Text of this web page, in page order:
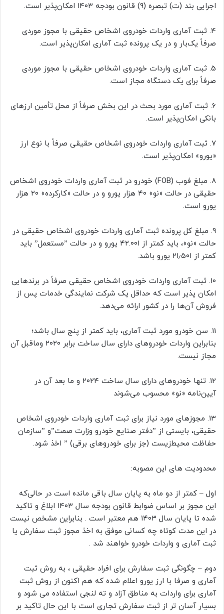
اجرایی بند (ت) تبصره (۹) قانون بودجه ۱۴۰۳ امکان‌پذیر است.
4. ثبت آماری واردات خودروی اشخاص حقیقی با مجوز موردی
صرفاً یک‌بار و در یک پرونده ثبت آماری امکان‌پذیر است.
5. ثبت آماری واردات خودروی اشخاص حقیقی با مجوز موردی
صرفاً برای یک دستگاه مجاز است.
6. ثبت آماری مورد بحث در این بخش صرفاً از محل تأمین ارزهای
بانکی امکان‌پذیر است.
7. ثبت آماری واردات خودروی اشخاص حقیقی صرفاً با نوع ارز
«یورو» امکان‌پذیر است.
8. مبلغ فوب (FOB) خودرو در ثبت آماری واردات خودروی اشخاص
حقیقی در حالت «نو» ۴۰ هزار یورو و در حالت «کارکرده» ۲۰ هزار
یورو است.
9. مبلغ کل پرونده ثبت آماری واردات خودروی اشخاص حقیقی در
حالت «نو»، باید کمتر از ۴۲.۰۰۱ یورو و در حالت ”مستعمل” باید
کمتر از ۲۱٫۵۰۱ یورو باشد.
10. ثبت آماری واردات خودروی اشخاص حقیقی صرفاً در برندهایی
امکان پذیر است که حداقل یک شرکت نمایندگی خدمات پس از
فروش آن‌ها را در کشور ارائه می‌دهد.
11. سن خودرو مورد ثبت آماری، باید کمتر از پنج سال باشد؛
بنابراین واردات خودروهای دارای سال ساخت برابر ۲۰۲۰ وماقبل آن
مجاز نیست.
12. تنها خودروهای دارای سال ساخت ۲۰۲۴ و ما بعد آن در
آیین‌نامه «نو» محسوب می‌شوند
13. مجوزهای مورد نیاز برای ثبت آماری واردات خودروی اشخاص
حقیقی، بایستی از ”دفتر صنایع خودرو وزارت صمت”و ”سازمان
حفاظت محیط‌زیست (جز برای خودروهای برقی) ” اخذ شود.
محدودیت های این مصوبه:
اول – کمتر از دو ماه به پایان سال باقی مانده است در حالی‌که
این مجوز بر اساس ضوابط قانون بودجه سال ۱۴۰۳ ابلاغ و تاکید
شده تا پایان سال ۱۴۰۳ هم معتبر است . بنابراین مشخص نیست
در این مدت کوتاه چه کسانی موفق به اخذ مجوز ثبت سفارش یا
ثبت آماری و واردات خودرو خواهند شد .
دوم – چگونگی ثبت سفارش برای افراد حقیقی ، به روش ثبت
آماری و صرفا با ارز یورو اعلام شده که هم اکنون از روش ثبت
آماری برای واردات به مناطق آزاد و ته لنجی استفاده می شود و
بسیار آسان تر از ثبت سفارش تجاری است با این حال تاکید بر